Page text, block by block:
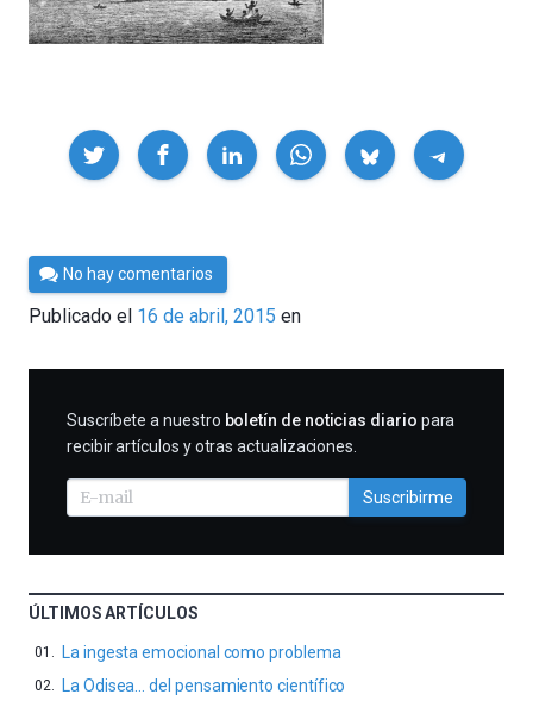
Compartir
Por
Cultura
Cientifica
No hay comentarios
Publicado el 16 de abril, 2015 en
SUSCRIBIRME
Suscríbete a nuestro boletín de noticias diario para
recibir artículos y otras actualizaciones.
Suscribirme
ÚLTIMOS ARTÍCULOS
La ingesta emocional como problema
La Odisea… del pensamiento científico